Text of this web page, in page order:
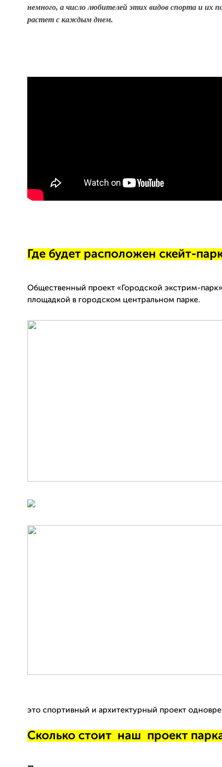
немного, а число любителей этих видов спорта и их
растет с каждым днем.
Где будет расположен скейт-
Общественный проект «Городской экстрим-
площадкой в городском центральном парке.
это спортивный и архитектурный проект
Сколько стоит наш проект